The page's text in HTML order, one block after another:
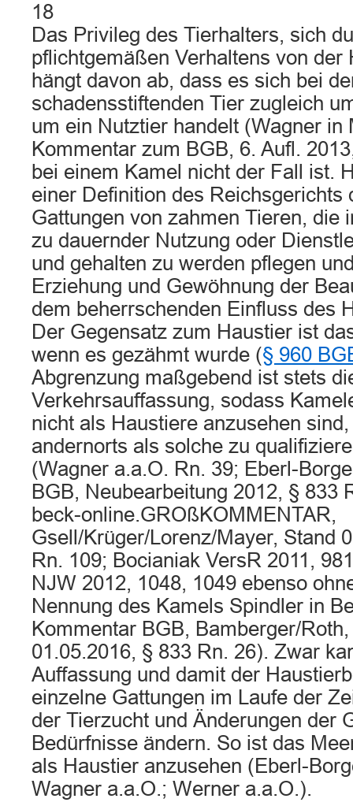
18
Das Privileg des Tierhalters, sich
pflichtgemäßen Verhaltens von der
hängt davon ab, dass es sich bei
schadensstiftenden Tier zugleich
um ein Nutztier handelt (Wagner in
Kommentar zum BGB, 6. Aufl.
bei einem Kamel nicht der Fall ist.
einer Definition des Reichsgerichts
Gattungen von zahmen Tieren, die
zu dauernder Nutzung oder
und gehalten zu werden pflegen
Erziehung und Gewöhnung der
dem beherrschenden Einfluss des
Der Gegensatz zum Haustier ist
wenn es gezähmt wurde (§ 960
Abgrenzung maßgebend ist stets
Verkehrsauffassung, sodass
nicht als Haustiere anzusehen
andernorts als solche zu
(Wagner a.a.O. Rn. 39; Eberl-
BGB, Neubearbeitung 2012, § 833
beck-online.GROßKOMMENTAR,
Gsell/Krüger/Lorenz/Mayer, Stand
Rn. 109; Bocianiak VersR 2011,
NJW 2012, 1048, 1049 ebenso
Nennung des Kamels Spindler in
Kommentar BGB, Bamberger/
01.05.2016, § 833 Rn. 26). Zwar
Auffassung und damit der
einzelne Gattungen im Laufe der
der Tierzucht und Änderungen der
Bedürfnisse ändern. So ist das
als Haustier anzusehen (Eberl-
Wagner a.a.O.; Werner a.a.O.).